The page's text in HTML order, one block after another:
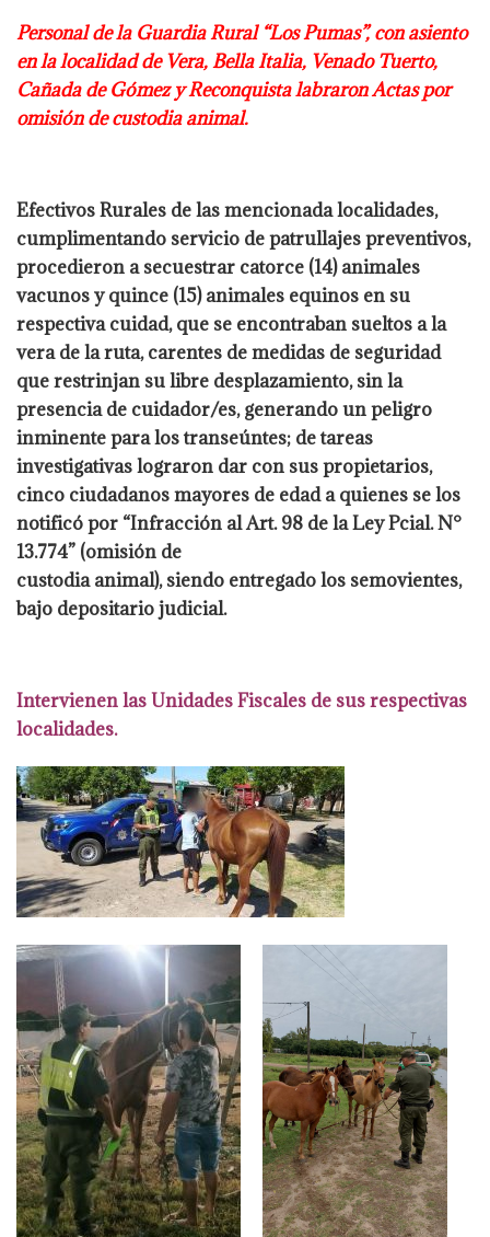
Personal de la Guardia Rural “Los Pumas”, con asiento
en la localidad de Vera, BellaItalia, Venado Tuerto,
Cañada de Gómez y Reconquista labraron Actas por
omisiónde custodia animal.
Efectivos Rurales de las mencionada localidades,
cumplimentando servicio de patrullajespreventivos,
procedieron a secuestrar catorce (14) animales
vacunos y quince (15)animales equinos en su
respectiva cuidad, que se encontraban sueltos a la
vera de la ruta,carentes de medidas de seguridad
que restrinjan su libre desplazamiento, sin la
presenciade cuidador/es, generando un peligro
inminente para los transeúntes; de tareas
investigativas lograron dar con sus propietarios,
cinco ciudadanos mayores de edad aquienes se los
notificó por “Infracción al Art. 98 de la Ley Pcial. N°
13.774” (omisión de
custodia animal), siendo entregado los semovientes,
bajo depositario judicial.
Intervienenlas Unidades Fiscales de sus respectivas
localidades.